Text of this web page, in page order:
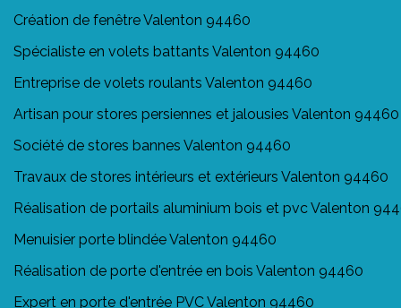
Création de fenêtre Valenton 94460
Spécialiste en volets battants Valenton 94460
Entreprise de volets roulants Valenton 94460
Artisan pour stores persiennes et jalousies Valenton 94460
Société de stores bannes Valenton 94460
Travaux de stores intérieurs et extérieurs Valenton 94460
Réalisation de portails aluminium bois et pvc Valenton
Menuisier porte blindée Valenton 94460
Réalisation de porte d'entrée en bois Valenton 94460
Expert en porte d'entrée PVC Valenton 94460